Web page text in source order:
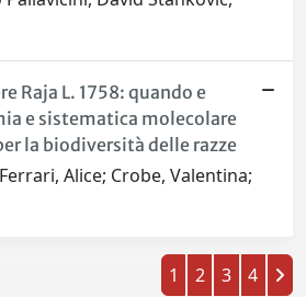
Raja L. 1758: quando e
e sistematica molecolare
la biodiversità delle razze
Alice; Crobe, Valentina;
1 2 3 4